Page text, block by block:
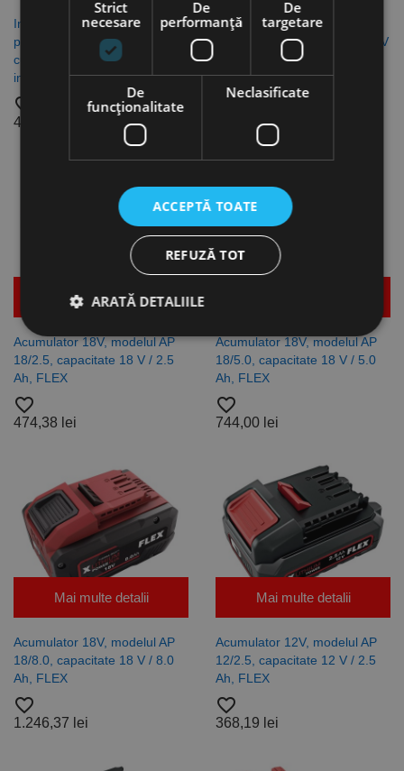
Incarcator modelul CA 12/18,
pentru acumulator 12V / 18V,
cu indicator LED al nivelului de
incarcare, FLEX
favorite_border
443,22 lei
Incarcator dublu CA SP 2 x
12/18, pentru acumulatori 12V
/ 18V, alimentare 230V, FLEX
favorite_border
Mai multe detalii
Acumulator 18V, modelul AP
18/2.5, capacitate 18 V / 2.5
Ah, FLEX
favorite_border
474,38 lei
Acumulator 18V, modelul AP
18/5.0, capacitate 18 V / 5.0
Ah, FLEX
favorite_border
744,00 lei
Mai multe detalii
Acumulator 18V, modelul AP
18/8.0, capacitate 18 V / 8.0
Ah, FLEX
favorite_border
1.246,37 lei
Mai multe detalii
Acumulator 12V, modelul AP
12/2.5, capacitate 12 V / 2.5
Ah, FLEX
favorite_border
368,19 lei
Strict
necesare
De
performanță
De
targetare
De
funcţionalitate
Neclasificate
ACCEPTĂ TOATE
REFUZĂ TOT
ARATĂ DETALIILE
De performanță
De funcţionalitate
Neclasificate
principală a site-ului web, cum ar fi autentificarea
utilizatorului și gestionarea contului. Site-ul web nu
poate fi utilizat corect fără cookie-uri strict necesare.
Nume
Furnizor /
Domeniu
Expirare Descriere
CookieScriptConsent
CookieScript
www.rocast.ro
1 lună
Acest cookie
este utilizat
de serviciul
Cookie-
Script.com
aminti
preferințele
de